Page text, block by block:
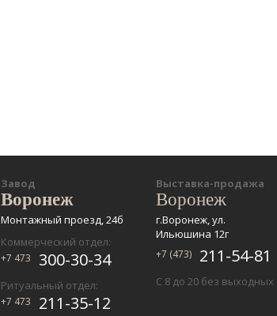
Завод
Воронеж
Монтажный проезд, 24б
Коммерческий отдел:
+7 473 300-30-34
Ритуальный отдел:
+7 473 211-35-12
Выставка-продажа
Воронеж
г.Воронеж, ул.
Ильюшина 12г
+7 (473) 211-54-81
С 8 до 20 без выходных